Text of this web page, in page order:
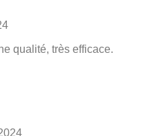
qualité, très efficace.